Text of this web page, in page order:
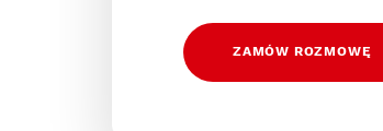
ZAMÓW ROZMOWĘ